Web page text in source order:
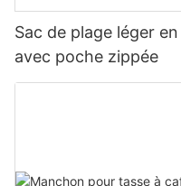
Sac de plage léger
avec poche zippée